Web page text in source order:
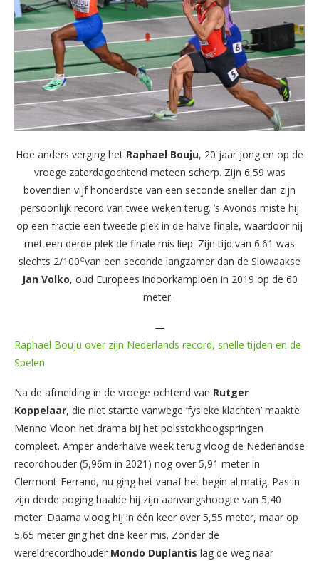
Hoe anders verging het Raphael Bouju, 20 jaar jong en op de
vroege zaterdagochtend meteen scherp. Zijn 6,59 was
bovendien vijf honderdste van een seconde sneller dan zijn
persoonlijk record van twee weken terug. ’s Avonds miste hij
op een fractie een tweede plek in de halve finale, waardoor hij
met een derde plek de finale mis liep. Zijn tijd van 6.61 was
slechts 2/100evan een seconde langzamer dan de Slowaakse
Jan Volko, oud Europees indoorkampioen in 2019 op de 60
meter.
—
Raphael Bouju over zijn Nederlands record, snelle tijden en de
Spelen
Na de afmelding in de vroege ochtend van Rutger
Koppelaar, die niet startte vanwege ‘fysieke klachten’ maakte
Menno Vloon het drama bij het polsstokhoogspringen
compleet. Amper anderhalve week terug vloog de Nederlandse
recordhouder (5,96m in 2021) nog over 5,91 meter in
Clermont-Ferrand, nu ging het vanaf het begin al matig. Pas in
zijn derde poging haalde hij zijn aanvangshoogte van 5,40
meter. Daarna vloog hij in één keer over 5,55 meter, maar op
5,65 meter ging het drie keer mis. Zonder de
wereldrecordhouder Mondo Duplantis lag de weg naar